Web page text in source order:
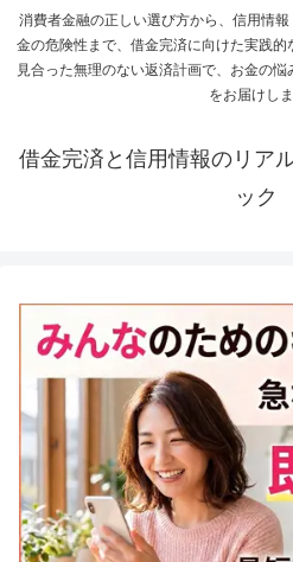
消費者金融の正しい選び方から、信用情
金の危険性まで、借金完済に向けた実践
見合った無理のない返済計画で、お金の
をお届けしま
借金完済と信用情報のリア
ック